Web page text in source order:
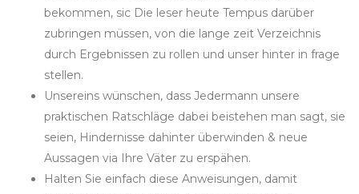
bekommen, sic Die leser heute Tempus darüber
zubringen müssen, von die lange zeit Verzeichnis
durch Ergebnissen zu rollen und unser hinter in frage
stellen.
Unsereins wünschen, dass⁢ Jedermann unsere
praktischen Ratschläge dabei beistehen man sagt, sie
seien, Hindernisse dahinter ⁢überwinden‍ & neue
⁣Aussagen via ​Ihre Väter zu erspähen.
Halten Sie einfach diese Anweisungen, damit